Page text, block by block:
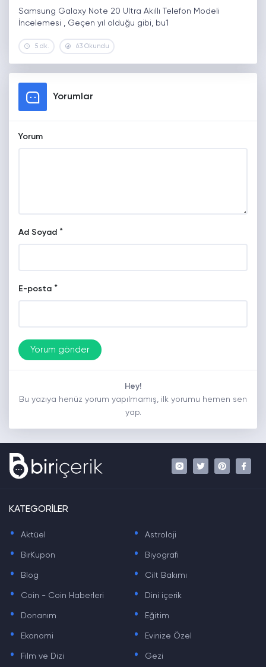
Samsung Galaxy Note 20 Ultra Akıllı Telefon Modeli
İncelemesi , Geçen yıl olduğu gibi, bu1
5 dk. 63 Okundu
Yorumlar
Yorum
Ad Soyad *
E-posta *
Hey!
Bu yazıya henüz yorum yapılmamış, ilk yorumu hemen sen
yap.
KATEGORİLER
. Aktüel . Astroloji
. BirKupon . Biyografi
. Blog . Cilt Bakımı
. Coin - Coin Haberleri . Dini içerik
. Donanım . Eğitim
. Ekonomi . Evinize Özel
. Film ve Dizi . Gezi